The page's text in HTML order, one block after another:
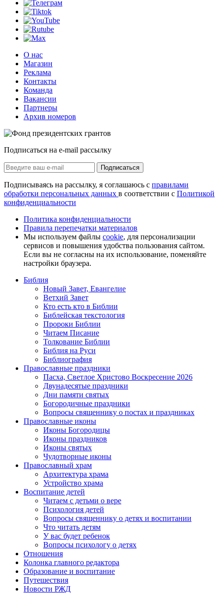
О нас
Магазин
Реклама
Контакты
Команда
Вакансии
Партнеры
Архив номеров
Подписаться на e-mail рассылку
Подписаться
Подписываясь на рассылку, я соглашаюсь с правилами
обработки персональных данных в соответствии с Политикой
конфиденциальности
Политика конфиденциальности
Правила перепечатки материалов
Мы используем файлы cookie, для персонализации
сервисов и повышения удобства пользования сайтом.
Если вы не согласны на их использование, поменяйте
настройки браузера.
Библия
Новый Завет, Евангелие
Ветхий Завет
Кто есть кто в Библии
Библейская текстология
Пророки Библии
Читаем Писание
Толкование Библии
Библия на Руси
Библиография
Православные праздники
Пасха, Светлое Христово Воскресение 2026
Двунадесятые праздники
Дни памяти святых
Богородичные праздники
Вопросы священнику о постах и праздниках
Православные иконы
Иконы Богородицы
Иконы праздников
Иконы святых
Чудотворные иконы
Православный храм
Архитектура храма
Устройство храма
Воспитание детей
Читаем с детьми о вере
Психология детей
Вопросы священнику о детях и воспитании
Что читать детям
У вас будет ребенок
Вопросы психологу о детях
Отношения
Колонка главного редактора
Образование и воспитание
Путешествия
Новости РЖД